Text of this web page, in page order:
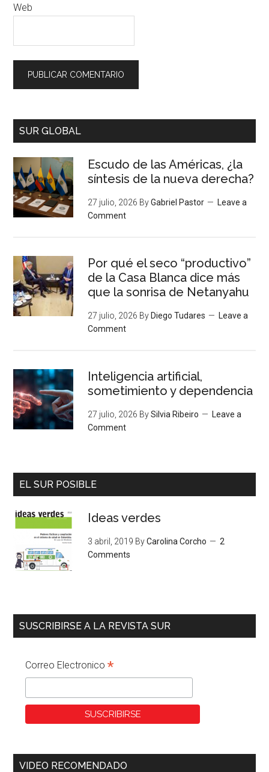
Web
SUR GLOBAL
Escudo de las Américas, ¿la
síntesis de la nueva derecha?
27 julio, 2026 ByGabriel Pastor
Leave a
Comment
Por qué el seco “productivo”
de la Casa Blanca dice más
que la sonrisa de Netanyahu
27 julio, 2026 By Diego Tudares
Leave a
Comment
Inteligencia artificial,
sometimiento y dependencia
27 julio, 2026 BySilvia Ribeiro
Leave a
Comment
EL SUR POSIBLE
Ideas verdes
3 abril, 2019 ByCarolina Corcho
2
Comments
SUSCRIBIRSE A LA REVISTA SUR
Correo Electronico*
VIDEO RECOMENDADO